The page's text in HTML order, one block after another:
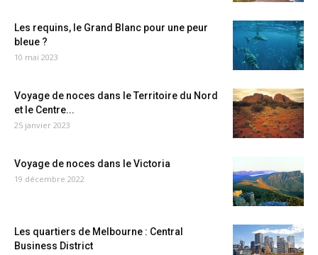
Les requins, le Grand Blanc pour une peur
bleue ?
10 mai 2023
Voyage de noces dans le Territoire du Nord
et le Centre...
25 janvier 2023
Voyage de noces dans le Victoria
19 décembre 2022
Les quartiers de Melbourne : Central
Business District